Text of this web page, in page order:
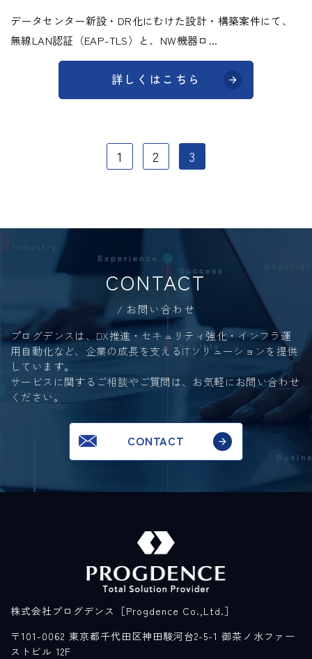
データセンター新設・DR化にむけた設計・構築案件にて、
無線LAN認証（EAP-TLS）と、NW機器ロ...
詳しくはこちら
1 2 3
CONTACT
お問い合わせ
プログデンスは、DX推進・セキュリティ強化・インフラ運
用自動化など、 企業の成長を支えるITソリューションを提供
しています。
サービスに関するご相談やご質問は、お気軽にお問い合わせ
ください。
CONTACT
株式会社プログデンス［Progdence Co.,Ltd.］
〒101-0062 東京都千代田区神田駿河台2-5-1 御茶ノ水ファー
ストビル 12F